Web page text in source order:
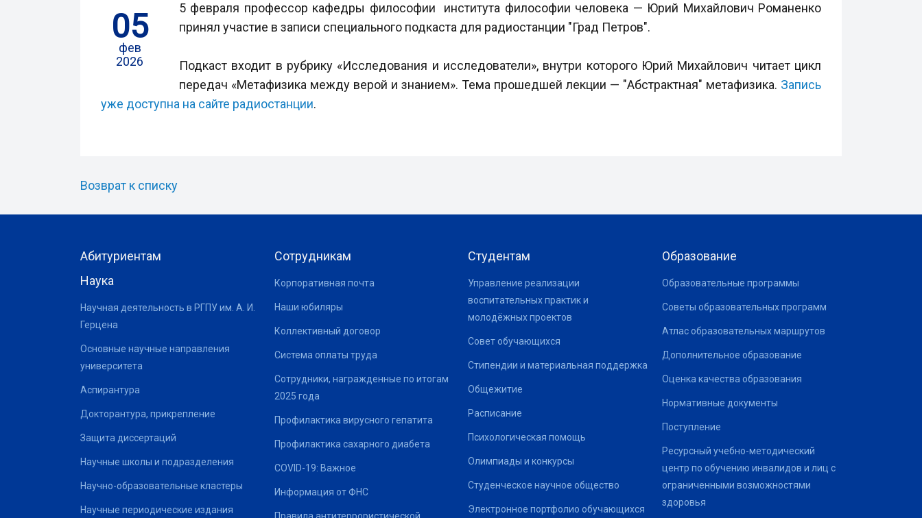
05
фев
2026
5 февраля профессор кафедры философии института философии человека — Юрий Михайлович Романенко
принял участие в записи специального подкаста для радиостанции "Град Петров".
Подкаст входит в рубрику «Исследования и исследователи», внутри которого Юрий Михайлович читает цикл
передач «Метафизика между верой и знанием». Тема прошедшей лекции — "Абстрактная" метафизика. Запись
уже доступна на сайте радиостанции.
Возврат к списку
Абитуриентам
Наука
Научная деятельность в РГПУ им. А. И.
Герцена
Основные научные направления
университета
Аспирантура
Докторантура, прикрепление
Защита диссертаций
Научные школы и подразделения
Научно-образовательные кластеры
Научные периодические издания
Сотрудникам
Корпоративная почта
Наши юбиляры
Коллективный договор
Система оплаты труда
Сотрудники, награжденные по итогам
2025 года
Профилактика вирусного гепатита
Профилактика сахарного диабета
COVID-19: Важное
Информация от ФНС
Студентам
Управление реализации
воспитательных практик и
молодёжных проектов
Совет обучающихся
Стипендии и материальная поддержка
Общежитие
Расписание
Психологическая помощь
Олимпиады и конкурсы
Студенческое научное общество
Электронное портфолио обучающихся
Образование
Образовательные программы
Советы образовательных программ
Атлас образовательных маршрутов
Дополнительное образование
Оценка качества образования
Нормативные документы
Поступление
Ресурсный учебно-методический
центр по обучению инвалидов и лиц с
ограниченными возможностями
здоровья